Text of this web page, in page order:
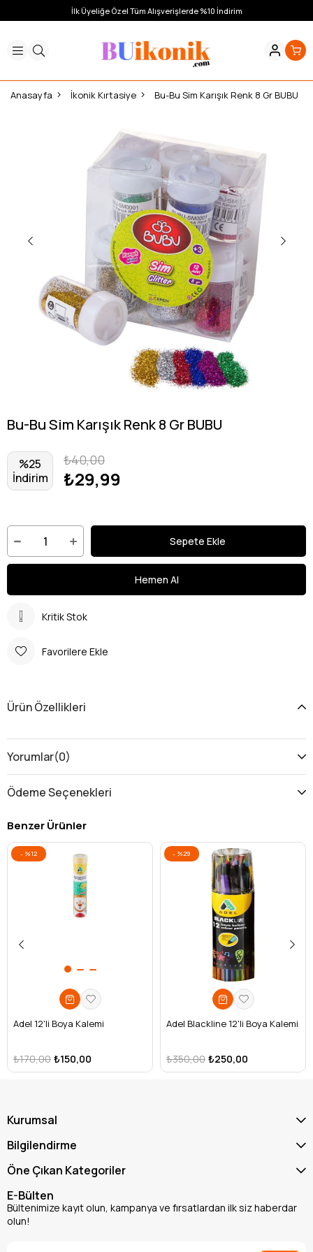
İlk Üyeliğe Özel Tüm Alışverişlerde %10 İndirim
Anasayfa İkonik Kırtasiye Bu-Bu Sim Karışık Renk 8 Gr BUBU
Bu-Bu Sim Karışık Renk 8 Gr BUBU
%25
İndirim
₺40,00
₺29,99
Kritik Stok
Favorilere Ekle
Ürün Özellikleri
Yorumlar(0)
Ödeme Seçenekleri
Benzer Ürünler
Adel 12'li Boya Kalemi
₺150,00
₺170,00
%12
Adel Blackline 12'li Boya Kalemi
₺250,00
₺350,00
%29
Kurumsal
Bilgilendirme
Öne Çıkan Kategoriler
E-Bülten
Bültenimize kayıt olun, kampanya ve fırsatlardan ilk siz haberdar
olun!